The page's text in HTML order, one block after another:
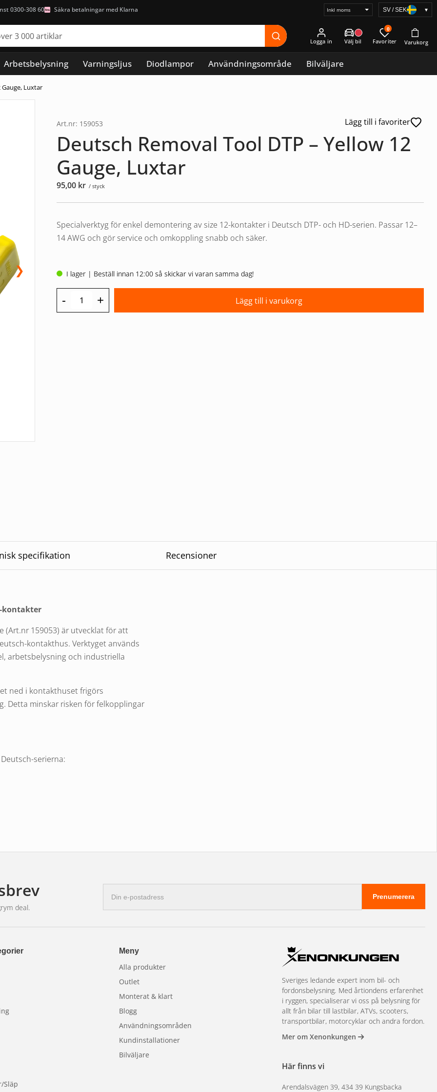
0300-308 60 Säkra betalningar med Klarna
Välj
SV / SEK ▾
Logga in
0
Arbetsbelysning Varningsljus Diodlampor Användningsområde Bilväljare
Gauge, Luxtar
❯
Lägg till i favoriter
Art.nr: 159053
Deutsch Removal Tool DTP – Yellow 12
Gauge, Luxtar
95,00 kr / styck
Specialverktyg för enkel demontering av size 12-kontakter i Deutsch DTP- och HD-serien. Passar 12–
14 AWG och gör service och omkoppling snabb och säker.
I lager | Beställ innan 12:00 så skickar vi varan samma dag!
- + Lägg till i varukorg
specifikation Recensioner
kontakter
(Art.nr 159053) är utvecklat för att
kontakthus. Verktyget används
arbetsbelysning och industriella
ned i kontakthuset frigörs
Detta minskar risken för felkopplingar
serierna:
att deformera dem.
reläkablage, arbetsbelysning och andra
kontakter utan att skada
deal.
postadress
Prenumerera
Släp
Meny
Alla produkter
Outlet
Monterat & klart
Blogg
Användningsområden
Kundinstallationer
Bilväljare
Sveriges ledande expert inom bil- och
fordonsbelysning. Med årtiondens erfarenhet
i ryggen, specialiserar vi oss på belysning för
allt från bilar till lastbilar, ATVs, scooters,
transportbilar, motorcyklar och andra fordon.
Mer om Xenonkungen
Här finns vi
Arendalsvägen 39, 434 39 Kungsbacka